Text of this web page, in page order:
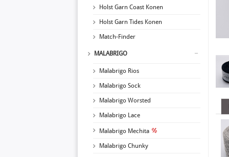
Holst Garn Coast Konen
Holst Garn Tides Konen
Match-Finder
MALABRIGO
Malabrigo Rios
Malabrigo Sock
Malabrigo Worsted
Malabrigo Lace
Malabrigo Mechita
Malabrigo Chunky